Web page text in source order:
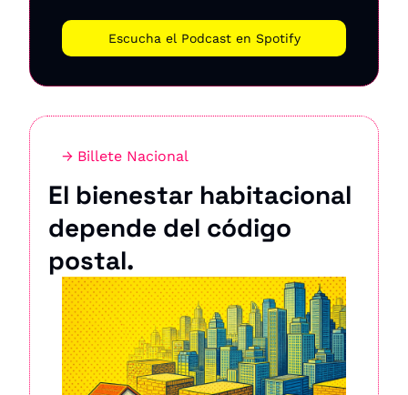
Escucha el Podcast en Spotify
→ Billete Nacional
El bienestar habitacional
depende del código
postal.